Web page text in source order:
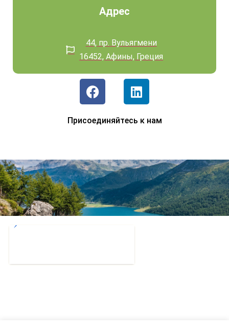
Адрес
44, пр. Вульягмени
16452, Афины, Греция
Присоединяйтесь к нам